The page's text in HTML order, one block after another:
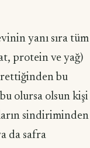
yanı sıra tüm
protein ve yağ)
bu
olursa olsun kişi
sindiriminden
da safra